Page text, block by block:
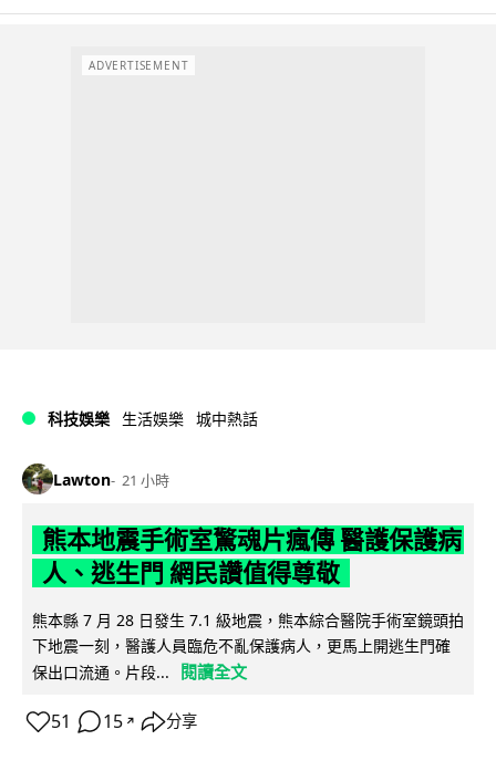
ADVERTISEMENT
科技娛樂 生活娛樂 城中熱話
Lawton 21 小時
熊本地震手術室驚魂片瘋傳 醫護保護病
人、逃生門 網民讚值得尊敬
熊本縣 7 月 28 日發生 7.1 級地震，熊本綜合醫院手術室鏡頭拍
下地震一刻，醫護人員臨危不亂保護病人，更馬上開逃生門確
保出口流通。片段...
閱讀全文
51 15 ↗ 分享